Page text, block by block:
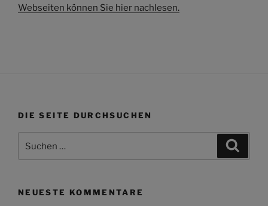
Webseiten können Sie hier nachlesen.
DIE SEITE DURCHSUCHEN
nach:
NEUESTE KOMMENTARE